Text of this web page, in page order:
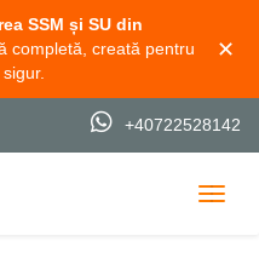
SSM și SU din
completă, creată pentru
✕
+40722528142